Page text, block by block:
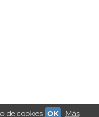
de cookies. OK Más